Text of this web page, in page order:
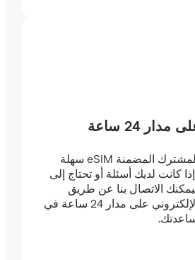
ساعة
إن وحدة تعريف المشترك المضمنة eSIM سهلة
لديك أسئلة أو تحتاج إلى
بنا عن طريق
الدردشة والبريد الإلكتروني على مدار 24 ساعة في